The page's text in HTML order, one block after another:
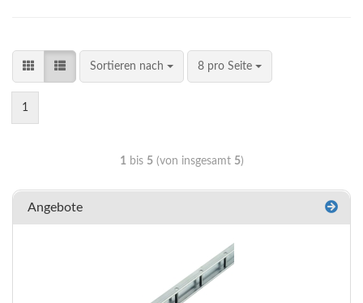
Sortieren nach 8 pro Seite
1
1bis 5(von insgesamt 5)
Angebote